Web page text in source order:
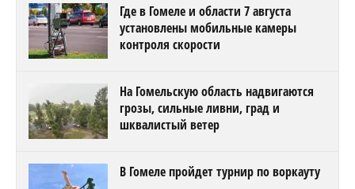
Где в Гомеле и области 7 августа
установлены мобильные камеры
контроля скорости
На Гомельскую область надвигаются
грозы, сильные ливни, град и
шквалистый ветер
В Гомеле пройдет турнир по воркауту